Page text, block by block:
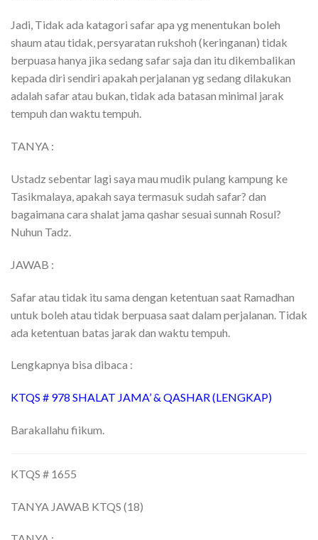
Jadi, Tidak ada katagori safar apa yg menentukan boleh
shaum atau tidak, persyaratan rukshoh (keringanan) tidak
berpuasa hanya jika sedang safar saja dan itu dikembalikan
kepada diri sendiri apakah perjalanan yg sedang dilakukan
adalah safar atau bukan, tidak ada batasan minimal jarak
tempuh dan waktu tempuh.
TANYA :
Ustadz sebentar lagi saya mau mudik pulang kampung ke
Tasikmalaya, apakah saya termasuk sudah safar? dan
bagaimana cara shalat jama qashar sesuai sunnah Rosul?
Nuhun Tadz.
JAWAB :
Safar atau tidak itu sama dengan ketentuan saat Ramadhan
untuk boleh atau tidak berpuasa saat dalam perjalanan. Tidak
ada ketentuan batas jarak dan waktu tempuh.
Lengkapnya bisa dibaca :
KTQS # 978 SHALAT JAMA’ & QASHAR (LENGKAP)
Barakallahu fiikum.
KTQS # 1655
TANYA JAWAB KTQS (18)